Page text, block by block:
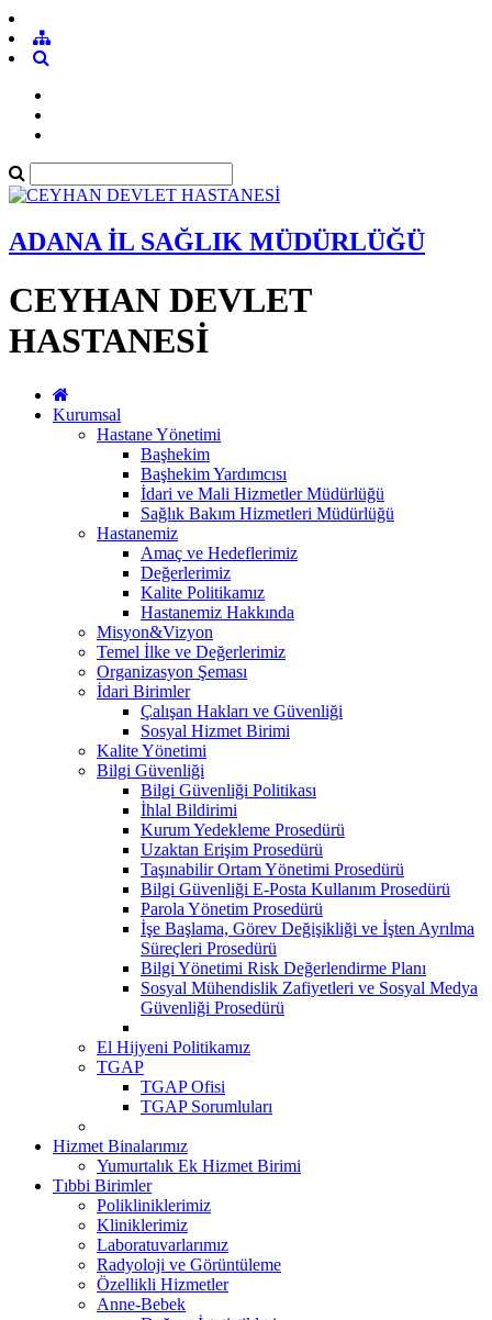
ADANA İL SAĞLIK MÜDÜRLÜĞÜ
CEYHAN DEVLET
HASTANESİ
Kurumsal
Hastane Yönetimi
Başhekim
Başhekim Yardımcısı
İdari ve Mali Hizmetler Müdürlüğü
Sağlık Bakım Hizmetleri Müdürlüğü
Hastanemiz
Amaç ve Hedeflerimiz
Değerlerimiz
Kalite Politikamız
Hastanemiz Hakkında
Misyon&Vizyon
Temel İlke ve Değerlerimiz
Organizasyon Şeması
İdari Birimler
Çalışan Hakları ve Güvenliği
Sosyal Hizmet Birimi
Kalite Yönetimi
Bilgi Güvenliği
Bilgi Güvenliği Politikası
İhlal Bildirimi
Kurum Yedekleme Prosedürü
Uzaktan Erişim Prosedürü
Taşınabilir Ortam Yönetimi Prosedürü
Bilgi Güvenliği E-Posta Kullanım Prosedürü
Parola Yönetim Prosedürü
İşe Başlama, Görev Değişikliği ve İşten Ayrılma
Süreçleri Prosedürü
Bilgi Yönetimi Risk Değerlendirme Planı
Sosyal Mühendislik Zafiyetleri ve Sosyal Medya
Güvenliği Prosedürü
El Hijyeni Politikamız
TGAP
TGAP Ofisi
TGAP Sorumluları
Hizmet Binalarımız
Yumurtalık Ek Hizmet Birimi
Tıbbi Birimler
Polikliniklerimiz
Kliniklerimiz
Laboratuvarlarımız
Radyoloji ve Görüntüleme
Özellikli Hizmetler
Anne-Bebek